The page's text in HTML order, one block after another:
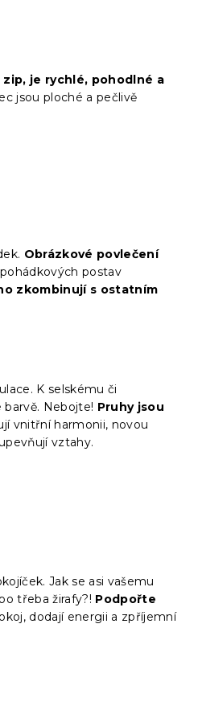
zip, je rychlé, pohodlné a
jsou ploché a pečlivě
Obrázkové povlečení
postav
zkombinují s ostatním
K selskému či
Nebojte! Pruhy jsou
vnitřní harmonii, novou
vztahy.
Jak se asi vašemu
třeba žirafy?! Podpořte
dodají energii a zpříjemní